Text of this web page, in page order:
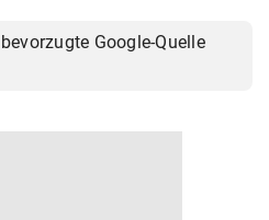
Google-Quelle